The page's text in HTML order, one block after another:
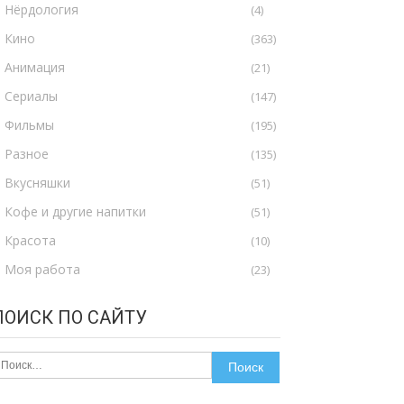
Нёрдология (4)
Кино (363)
Анимация (21)
Сериалы (147)
Фильмы (195)
Разное (135)
Вкусняшки (51)
Кофе и другие напитки (51)
Красота (10)
Моя работа (23)
ПО САЙТУ